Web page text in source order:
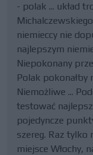
- polak ... układ
niemieccy nie
najlepszym
Niepokonany
Polak pokonałby
Niemożliwe ...
testować
pojedyncze
szereg. Raz tylko
miejsce Włochy,